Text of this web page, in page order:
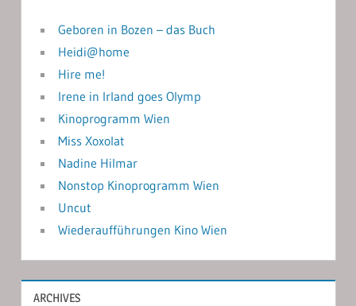
Geboren in Bozen – das Buch
Heidi@home
Hire me!
Irene in Irland goes Olymp
Kinoprogramm Wien
Miss Xoxolat
Nadine Hilmar
Nonstop Kinoprogramm Wien
Uncut
Wiederaufführungen Kino Wien
ARCHIVES